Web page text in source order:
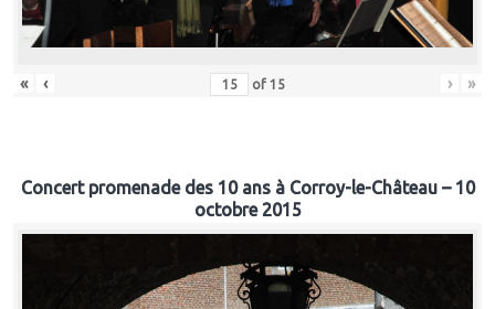
« ‹ of 15 › »
Concert promenade des 10 ans à Corroy-le-Château – 10
octobre 2015